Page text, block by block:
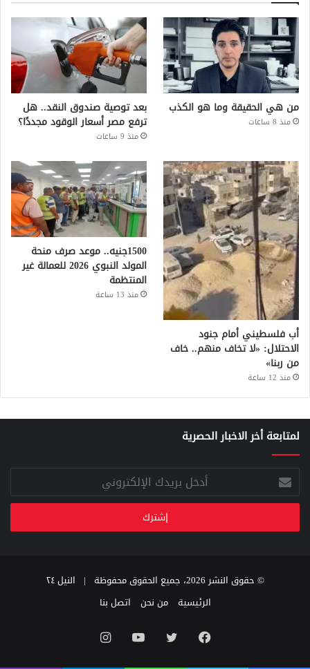
من هي الحقيقة وما هو الكذب
منذ 8 ساعات
بعد توصية صندوق النقد.. هل
ترفع مصر أسعار الوقود مجددًا؟
منذ 9 ساعات
أب فلسطيني أمام جنود
الاحتلال: «لا تخاف منهم.. خاف
من ربنا»
منذ 12 ساعة
1500جنيه.. موعد صرف منحة
المولد النبوي 2026 للعمالة غير
المنتظمة
منذ 13 ساعة
لمتابعة أخر الاخبار الحصرية
أدخل
بريدك
الإلكتروني
© حقوق النشر 2026، جميع الحقوق محفوظة |
النيل ٢٤
الرئيسية
من نحن اتصل بنا
فيسبوك تويتر يوتيوب